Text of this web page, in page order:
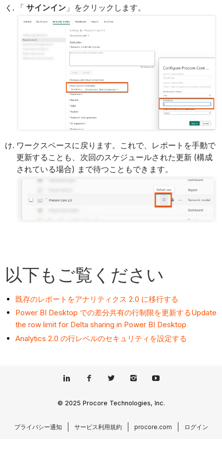
「 サインイン 」をクリックします。
ワークスペースに戻ります。これで、レポートを手動で
更新することも、次回のスケジュールされた更新 (構成
されている場合) まで待つこともできます。
以下もご覧ください
既存のレポートをアナリティクス 2.0 に移行する
Power BI Desktop での差分共有の行制限を更新するUpdate
the row limit for Delta sharing in Power BI Desktop
Analytics 2.0 の行レベルのセキュリティを設定する
© 2025 Procore Technologies, Inc.
プライバシー通知 サービス利用規約 procore.com ログイン